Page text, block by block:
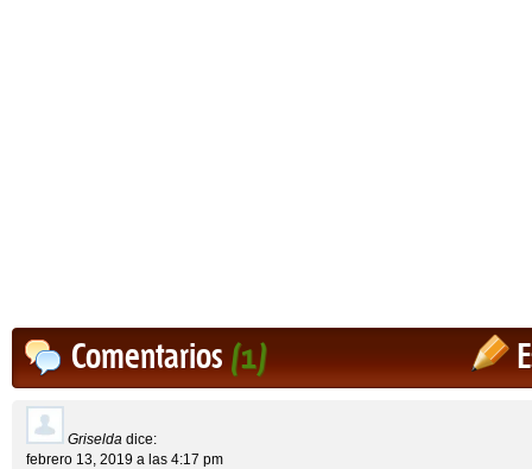
Comentarios(1)
Griselda dice:
febrero 13, 2019 a las 4:17 pm